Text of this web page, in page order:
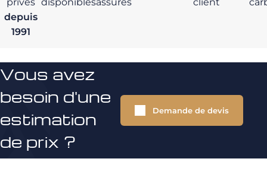
depuis
1991
Vous avez
besoin d'une
estimation
de prix ?
Demande de devis